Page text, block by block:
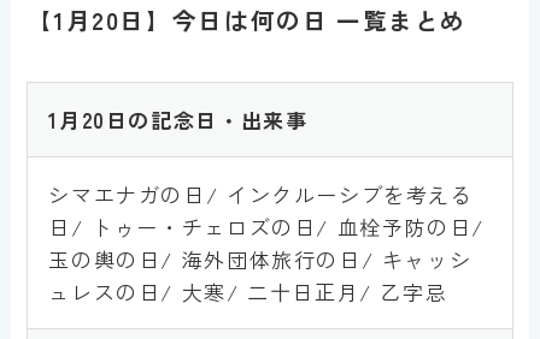
【1月20日】今日は何の日 一覧まとめ
1月20日の記念日・出来事
シマエナガの日/ インクルーシブを考える
日/ トゥー・チェロズの日/ 血栓予防の日/
玉の輿の日/ 海外団体旅行の日/ キャッシ
ュレスの日/ 大寒/ 二十日正月/ 乙字忌